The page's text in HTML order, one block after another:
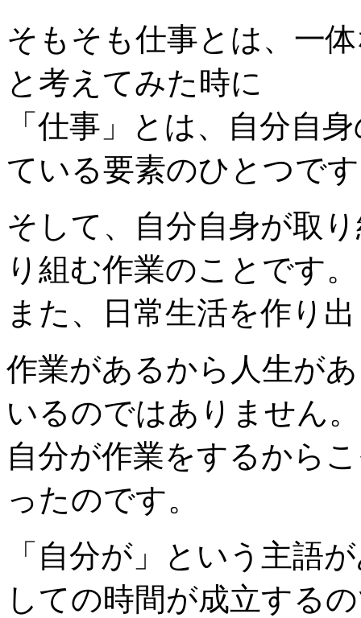
そもそも仕事とは、一
と考えてみた時に
「仕事」とは、自分自
ている要素のひとつで
そして、自分自身が取
り組む作業のことです。
また、日常生活を作り
作業があるから人生が
いるのではありません。
自分が作業をするから
ったのです。
「自分が」という主語
しての時間が成立する